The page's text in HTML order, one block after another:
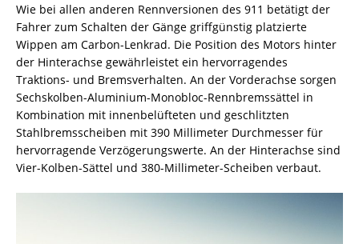
Wie bei allen anderen Rennversionen des 911 betätigt der
Fahrer zum Schalten der Gänge griffgünstig platzierte
Wippen am Carbon-Lenkrad. Die Position des Motors hinter
der Hinterachse gewährleistet ein hervorragendes
Traktions- und Bremsverhalten. An der Vorderachse sorgen
Sechskolben-Aluminium-Monobloc-Rennbremssättel in
Kombination mit innenbelüfteten und geschlitzten
Stahlbremsscheiben mit 390 Millimeter Durchmesser für
hervorragende Verzögerungswerte. An der Hinterachse sind
Vier-Kolben-Sättel und 380-Millimeter-Scheiben verbaut.